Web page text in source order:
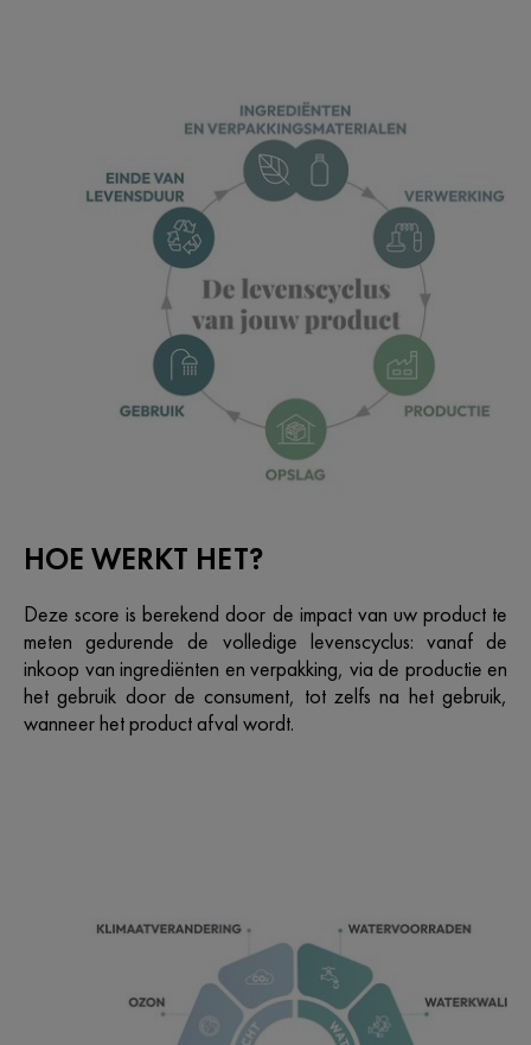
HOE WERKT HET? ​
Deze score is berekend door de impact van uw product te
meten gedurende de volledige levenscyclus: vanaf de
inkoop van ingrediënten en verpakking, via de productie en
het gebruik door de consument, tot zelfs na het gebruik,
wanneer het product afval wordt.​